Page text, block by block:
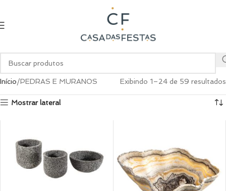
Início PEDRAS E MURANOS Exibindo 1–24 de 59 resultados
Mostrar lateral